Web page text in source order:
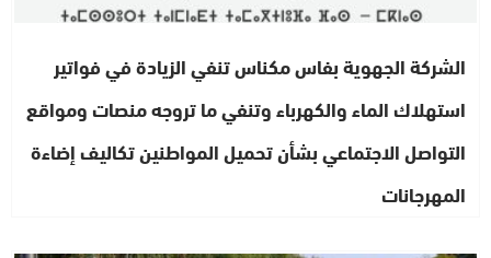
الشركة الجهوية بفاس مكناس تنفي الزيادة في فواتير
استهلاك الماء والكهرباء وتنفي ما تروجه منصات ومواقع
التواصل الاجتماعي بشأن تحميل المواطنين تكاليف إضاءة
المهرجانات